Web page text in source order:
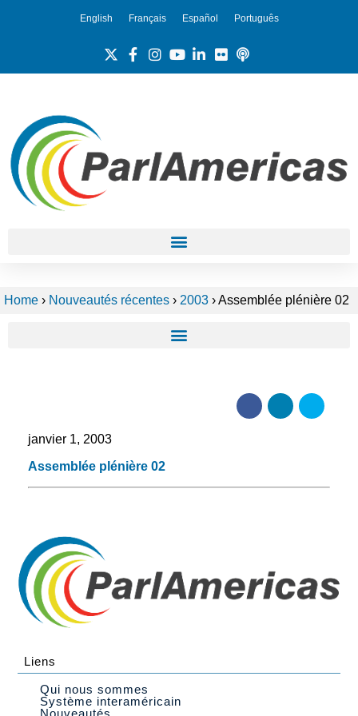
English Français Español Português
Home › Nouveautés récentes › 2003 ›Assemblée plénière 02
janvier 1, 2003
Assemblée plénière 02
Liens
Qui nous sommes
Système interaméricain
Nouveautés